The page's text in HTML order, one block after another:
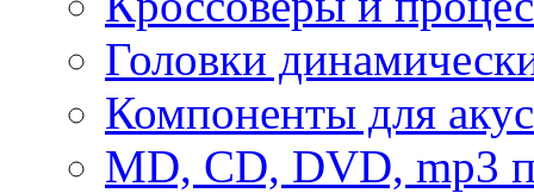
Головки
Компоненты для
MD, CD, DVD, mp3